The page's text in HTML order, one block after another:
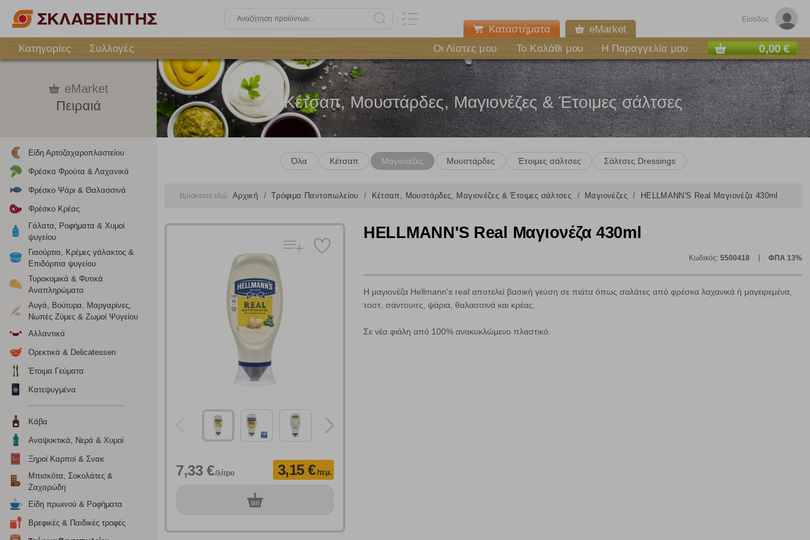
Είσοδος
Καταστήματα
eMarket
Κατηγορίες
Συλλογές Οι Λίστες μου Το Καλάθι μου Η Παραγγελία μου 0,00 €
eMarket
Πειραιά
Είδη Αρτοζαχαροπλαστείου
Φρέσκα Φρούτα & Λαχανικά
Φρέσκο Ψάρι & Θαλασσινά
Φρέσκο Κρέας
Γάλατα, Ροφήματα & Χυμοί
ψυγείου
Γιαούρτια, Κρέμες γάλακτος &
Επιδόρπια ψυγείου
Τυροκομικά & Φυτικά
Αναπληρώματα
Αυγά, Βούτυρα, Μαργαρίνες,
Νωπές Ζύμες & Ζωμοί Ψυγείου
Αλλαντικά
Ορεκτικά & Delicatessen
Έτοιμα Γεύματα
Κατεψυγμένα
Κάβα
Αναψυκτικά, Νερά & Χυμοί
Ξηροί Καρποί & Σνακ
Μπισκότα, Σοκολάτες &
Ζαχαρώδη
Είδη πρωινού & Ροφήματα
Βρεφικές & Παιδικές τροφές
Κέτσαπ, Μουστάρδες, Μαγιονέζες & Έτοιμες σάλτσες
Όλα Κέτσαπ Μαγιονέζες Μουστάρδες Έτοιμες σάλτσες Σάλτσες Dressings
Βρίσκεστε εδώ: Αρχική Τρόφιμα Παντοπωλείου Κέτσαπ, Μουστάρδες, Μαγιονέζες & Έτοιμες σάλτσες Μαγιονέζες HELLMANN'S Real Μαγιονέζα 430ml
7,33 €/λίτρο 3,15 €/τεμ.
0τεμ.
HELLMANN'S Real Μαγιονέζα 430ml
Κωδικός: 5500418 ΦΠΑ 13%
H μαγιονέζα Hellmann's real αποτελεί βασική γεύση σε πιάτα όπως σαλάτες από φρέσκα λαχανικά ή μαγειρεμένα,
τοστ, σάντουιτς, ψάρια, θαλασσινά και κρέας.
Σε νέα φιάλη από 100% ανακυκλώμενο πλαστικό.
Πολλαπλή αναζήτηση
Χρησιμοποιήστε τη για πιο γρήγορη αναζήτηση προϊόντων.
Γράψτε τα προϊόντα που επιθυμείτε, με κόμμα ανάμεσά τους, και κάντε
όλες τις Κατηγορίες και για κάθε προϊόν.
Ρυθμίσεις Cookies
Ενημέρωση